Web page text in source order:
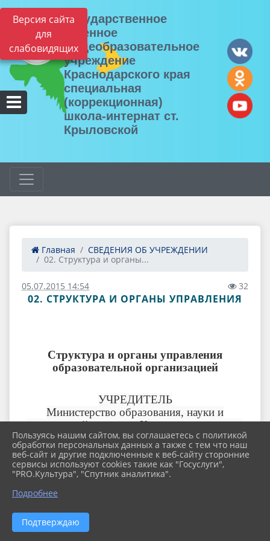
Версия сайта
для
слабовидящих
Государственное
казенное
общеобразовательное
учреждение
Краснодарского края
специальная
(коррекционная)
школа-интернат ст.
Крыловской
Главная
СВЕДЕНИЯ ОБ УЧРЕЖДЕНИИ
02. Структура и органы...
05.07.2015 14:54 32
02. СТРУКТУРА И ОРГАНЫ УПРАВЛЕНИЯ
Структура и органы управления
образовательной организацией
УЧРЕДИТЕЛЬ
Министерство образования, науки и
молодежной политики Краснодарского края
Воробьева Елена
Викторовна
Пользуясь нашим сайтом, вы соглашаетесь с политикой
обработки персональных данных а также с тем что наш
веб-сайт и другие подключенные к веб-сайту сторонние
сервисы используют cookies такие как "Госуслуги",
"PRO.Культура", "Спутник аналитика".
Подробнее
Подтверждаю